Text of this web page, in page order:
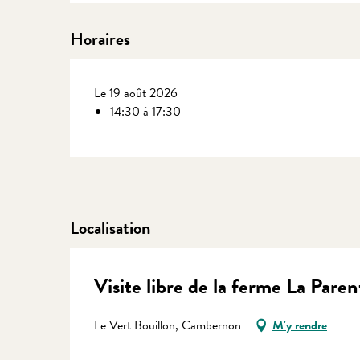
Horaires
Le 19 août 2026
14:30 à 17:30
Localisation
Visite libre de la ferme La
Le Vert Bouillon, Cambernon M'y rendre